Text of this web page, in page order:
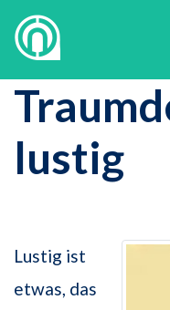
lustig
Lustig ist
etwas, das